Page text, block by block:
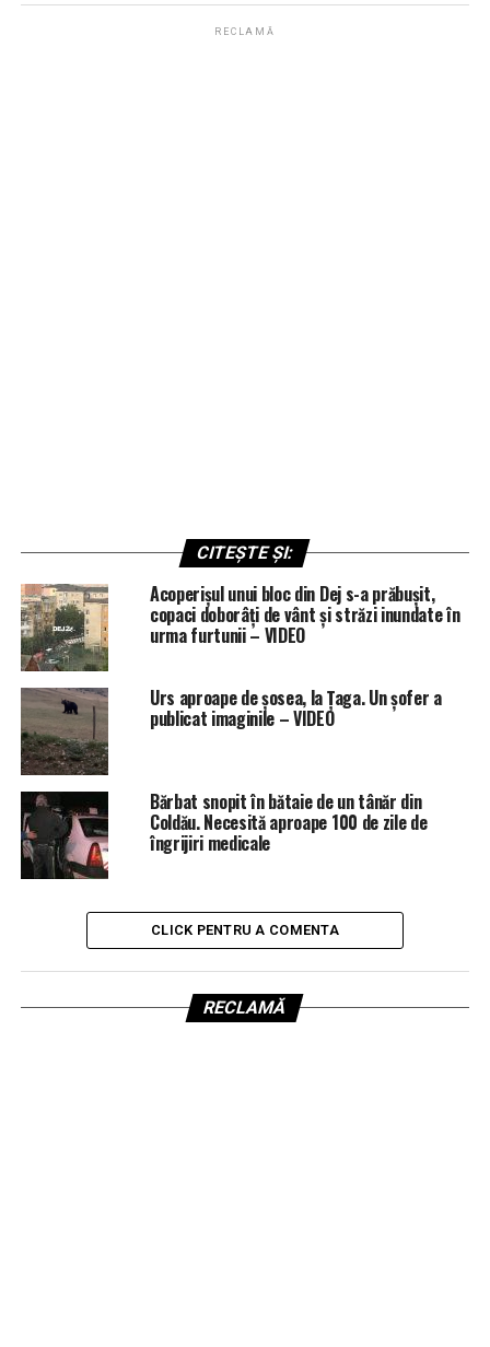
RECLAMĂ
CITEȘTE ȘI:
Acoperișul unui bloc din Dej s-a prăbușit,
copaci doborâți de vânt și străzi inundate în
urma furtunii – VIDEO
Urs aproape de șosea, la Țaga. Un șofer a
publicat imaginile – VIDEO
Bărbat snopit în bătaie de un tânăr din
Coldău. Necesită aproape 100 de zile de
îngrijiri medicale
CLICK PENTRU A COMENTA
RECLAMĂ